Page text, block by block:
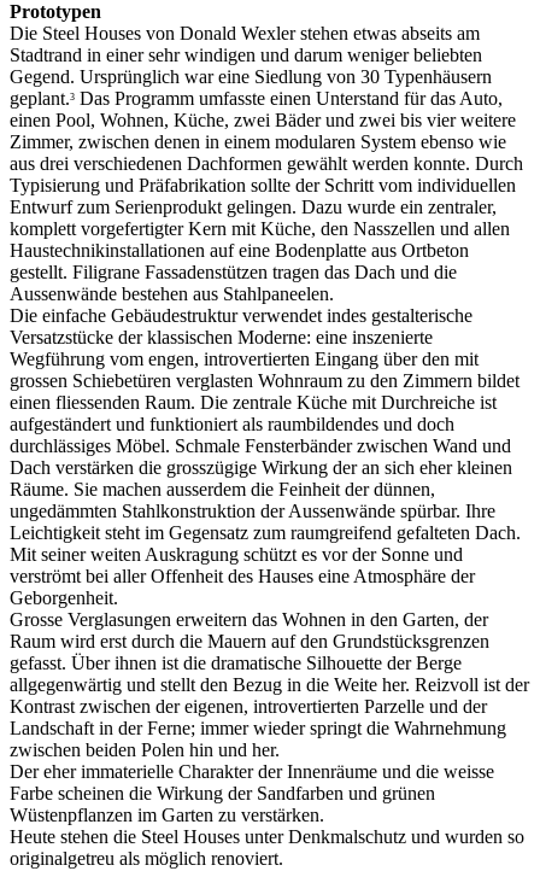
Prototypen
Die Steel Houses von Donald Wexler stehen etwas abseits am
Stadtrand in einer sehr windigen und darum weniger beliebten
Gegend. Ursprünglich war eine Siedlung von 30 Typenhäusern
geplant.3 Das Programm umfasste einen Unterstand für das Auto,
einen Pool, Wohnen, Küche, zwei Bäder und zwei bis vier weitere
Zimmer, zwischen denen in einem modularen System ebenso wie
aus drei verschiedenen Dachformen gewählt werden konnte. Durch
Typisierung und Präfabrikation sollte der Schritt vom individuellen
Entwurf zum Serienprodukt gelingen. Dazu wurde ein zentraler,
komplett vorgefertigter Kern mit Küche, den Nasszellen und allen
Haustechnikinstallationen auf eine Bodenplatte aus Ortbeton
gestellt. Filigrane Fassadenstützen tragen das Dach und die
Aussenwände bestehen aus Stahlpaneelen.
Die einfache Gebäudestruktur verwendet indes gestalterische
Versatzstücke der klassischen Moderne: eine inszenierte
Wegführung vom engen, introvertierten Eingang über den mit
grossen Schiebetüren verglasten Wohnraum zu den Zimmern bildet
einen fliessenden Raum. Die zentrale Küche mit Durchreiche ist
aufgeständert und funktioniert als raumbildendes und doch
durchlässiges Möbel. Schmale Fensterbänder zwischen Wand und
Dach verstärken die grosszügige Wirkung der an sich eher kleinen
Räume. Sie machen ausserdem die Feinheit der dünnen,
ungedämmten Stahlkonstruktion der Aussenwände spürbar. Ihre
Leichtigkeit steht im Gegensatz zum raumgreifend gefalteten Dach.
Mit seiner weiten Auskragung schützt es vor der Sonne und
verströmt bei aller Offenheit des Hauses eine Atmosphäre der
Geborgenheit.
Grosse Verglasungen erweitern das Wohnen in den Garten, der
Raum wird erst durch die Mauern auf den Grundstücksgrenzen
gefasst. Über ihnen ist die dramatische Silhouette der Berge
allgegenwärtig und stellt den Bezug in die Weite her. Reizvoll ist der
Kontrast zwischen der eigenen, introvertierten Parzelle und der
Landschaft in der Ferne; immer wieder springt die Wahrnehmung
zwischen beiden Polen hin und her.
Der eher immaterielle Charakter der Innenräume und die weisse
Farbe scheinen die Wirkung der Sandfarben und grünen
Wüstenpflanzen im Garten zu verstärken.
Heute stehen die Steel Houses unter Denkmalschutz und wurden so
originalgetreu als möglich renoviert.